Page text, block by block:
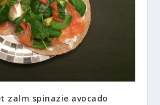
zalm spinazie avocado